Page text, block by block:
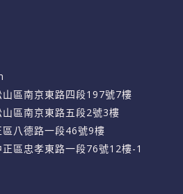
區南京東路四段197號7樓
區南京東路五段2號3樓
八德路一段46號9樓
區忠孝東路一段76號12樓-1